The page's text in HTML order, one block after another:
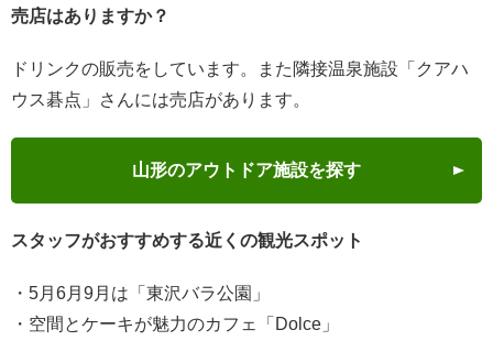
売店はありますか？
ドリンクの販売をしています。また隣接温泉施設「クアハ
ウス碁点」さんには売店があります。
山形のアウトドア施設を探す
スタッフがおすすめする近くの観光スポット
・5月6月9月は「東沢バラ公園」
・空間とケーキが魅力のカフェ「Dolce」